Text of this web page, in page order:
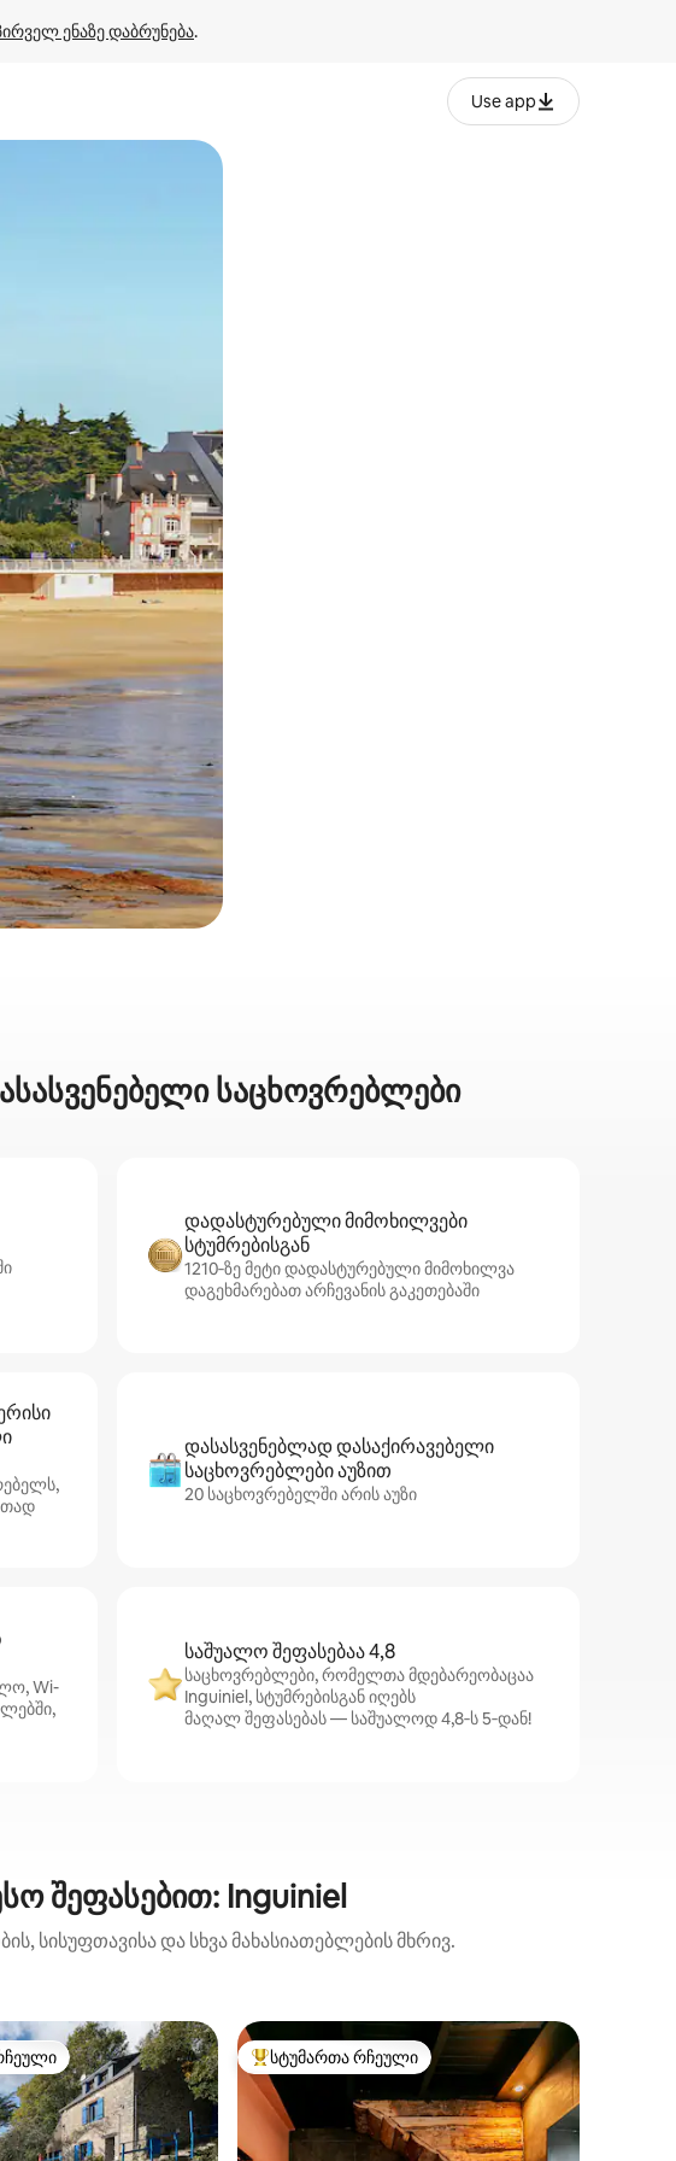
ენაზე დაბრუნება.
Use app
ისრებით ან შეხებისა თუ თითის გასმის ჟესტები.
საცხოვრებლები
დადასტურებული მიმოხილვები
სტუმრებისგან
1210‑ზე მეტი დადასტურებული მიმოხილვა
დაგეხმარებათ არჩევანის გაკეთებაში
დასასვენებლად დასაქირავებელი
საცხოვრებლები აუზით
20 საცხოვრებელში არის აუზი
Wi-
საშუალო შეფასებაა 4,8
საცხოვრებლები, რომელთა მდებარეობაცაა
Inguiniel, სტუმრებისგან იღებს
მაღალ შეფასებას — საშუალოდ 4,8‑ს 5‑დან!
შეფასებით: Inguiniel
სისუფთავისა და სხვა მახასიათებლების მხრივ.
მოწინავე ვარიანტი სტუმართა რჩეული მოწინავე ვარიანტი
სტუმართა რჩეული